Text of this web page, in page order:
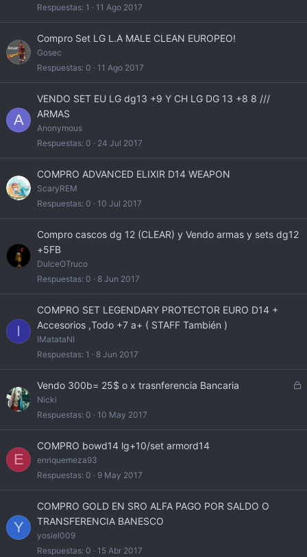
Respuestas 1 11 Ago 2017
Compro Set LG L.A MALE CLEAN EUROPEO!
Gosec
Respuestas 0 11 Ago 2017
A
VENDO SET EU LG dg13 +9 Y CH LG DG 13 +8 8 ///
ARMAS
Anonymous
Respuestas 0 24 Jul 2017
COMPRO ADVANCED ELIXIR D14 WEAPON
ScaryREM
Respuestas 0 10 Jul 2017
Compro cascos dg 12 (CLEAR) y Vendo armas y sets dg12
+5FB
DulceOTruco
Respuestas 0 8 Jun 2017
I
COMPRO SET LEGENDARY PROTECTOR EURO D14 +
Accesorios ,Todo +7 a+ ( STAFF También )
IMatataNI
Respuestas 1 8 Jun 2017
C
Vendo 300b= 25$ o x trasnferencia Bancaria
Nicki
Respuestas 0 10 May 2017
E
COMPRO bowd14 lg+10/set armord14
enriquemeza93
Respuestas 0 9 May 2017
Y
COMPRO GOLD EN SRO ALFA PAGO POR SALDO O
TRANSFERENCIA BANESCO
yosiel009
Respuestas 0 15 Abr 2017